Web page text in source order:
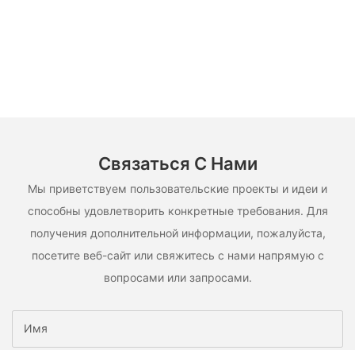
Связаться С Нами
Мы приветствуем пользовательские проекты и идеи и
способны удовлетворить конкретные требования. Для
получения дополнительной информации, пожалуйста,
посетите веб-сайт или свяжитесь с нами напрямую с
вопросами или запросами.
Имя